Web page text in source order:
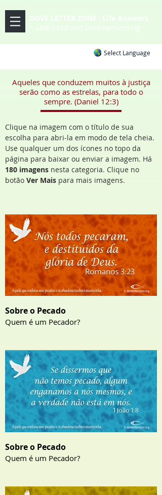
DOVE LETTER ZONE Life Answers
~ Undiluted and Uncompromising
Select Language
Aqueles que conduzem muitos à justiça
serão como as estrelas, para todo o
sempre. (Daniel 12:3)
Clique na imagem com o título de sua
escolha para abri-la em modo de tela cheia.
Use qualquer um dos ícones no topo da
página para baixar ou enviar a imagem. Há
180 imagens nesta categoria. Clique no
botão Ver Mais para mais imagens.
Sobre o Pecado
Quem é um Pecador?
Sobre o Pecado
Quem é um Pecador?